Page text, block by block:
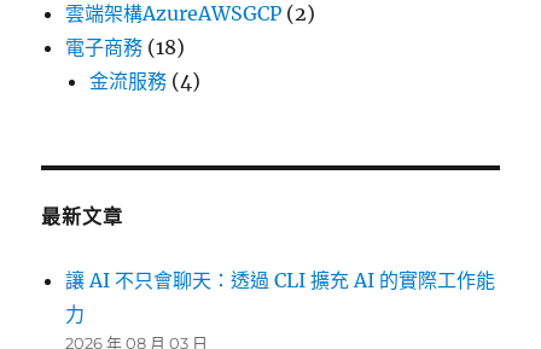
雲端架構AzureAWSGCP (2)
電子商務 (18)
金流服務 (4)
最新文章
讓 AI 不只會聊天：透過 CLI 擴充 AI 的實際工作能
力
2026 年 08 月 03 日